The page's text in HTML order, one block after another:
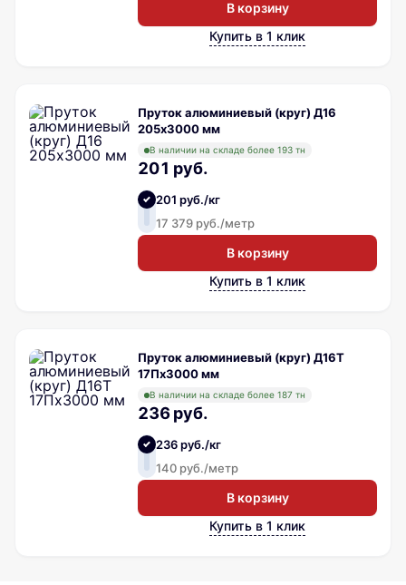
В корзину
Купить в 1 клик
Пруток алюминиевый (круг) Д16
205х3000 мм
В наличии на складе более 193 тн
201 руб.
201 руб./кг
17 379 руб./метр
В корзину
Купить в 1 клик
Пруток алюминиевый (круг) Д16Т
17Пх3000 мм
В наличии на складе более 187 тн
236 руб.
236 руб./кг
140 руб./метр
В корзину
Купить в 1 клик